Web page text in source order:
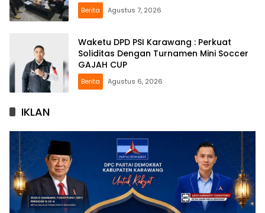
Berita Agustus 7, 2026
Waketu DPD PSI Karawang : Perkuat
Soliditas Dengan Turnamen Mini Soccer
GAJAH CUP
Berita Agustus 6, 2026
IKLAN